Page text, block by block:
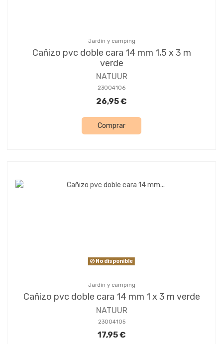
Jardín y camping
Cañizo pvc doble cara 14 mm 1,5 x 3 m
verde
NATUUR
23004106
26,95 €
Comprar
No disponible
Jardín y camping
Cañizo pvc doble cara 14 mm 1 x 3 m verde
NATUUR
23004105
17,95 €